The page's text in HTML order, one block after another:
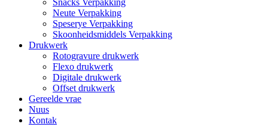
Snacks Verpakking
Neute Verpakking
Speserye Verpakking
Skoonheidsmiddels Verpakking
Drukwerk
Rotogravure drukwerk
Flexo drukwerk
Digitale drukwerk
Offset drukwerk
Gereelde vrae
Nuus
Kontak